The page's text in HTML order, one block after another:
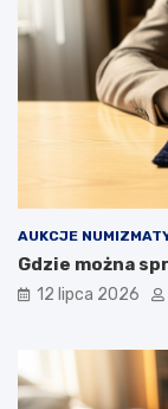
AUKCJE
Gdzie można
12 lipca 2026